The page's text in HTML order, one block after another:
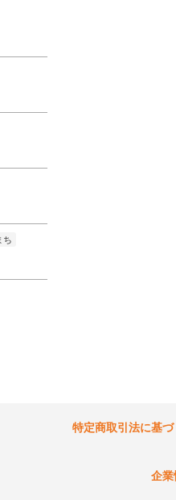
ち
特定商取引法に基づ
企業